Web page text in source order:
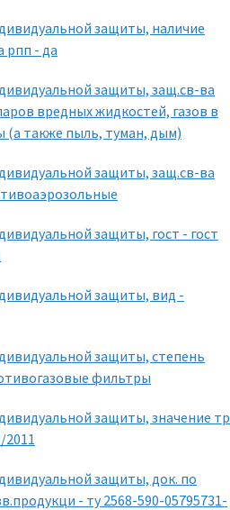
защиты, наличие
рпп - да
защиты, защ.св-ва
вредных жидкостей, газов в
(а также пыль, туман, дым)
защиты, защ.св-ва
защиты, гост - гост
защиты, вид -
защиты, степень
фильтры
защиты, значение тр
2011
защиты, док. по
- ту 2568-590-05795731-